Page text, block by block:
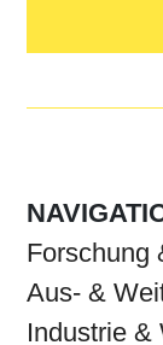
Forschung
Aus- &
Industrie &